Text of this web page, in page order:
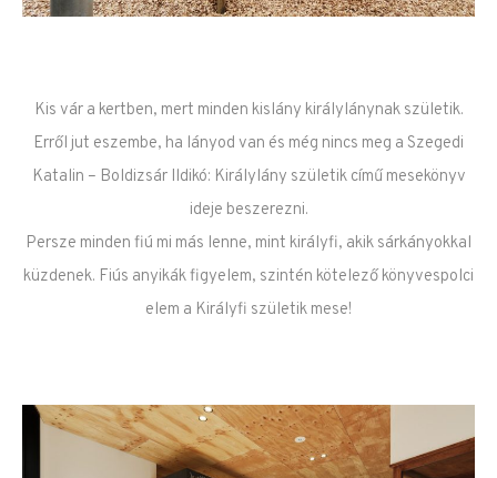
Kis vár a kertben, mert minden kislány királylánynak születik.
Erről jut eszembe, ha lányod van és még nincs meg a Szegedi
Katalin – Boldizsár Ildikó: Királylány születik című mesekönyv
ideje beszerezni.
Persze minden fiú mi más lenne, mint királyfi, akik sárkányokkal
küzdenek. Fiús anyikák figyelem, szintén kötelező könyvespolci
elem a Királyfi születik mese!